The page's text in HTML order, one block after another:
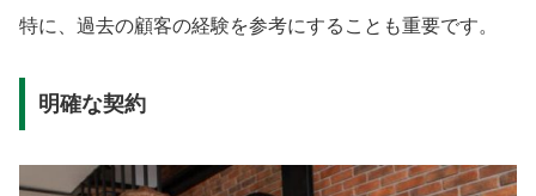
特に、過去の顧客の経験を参考にすることも重要です。
明確な契約